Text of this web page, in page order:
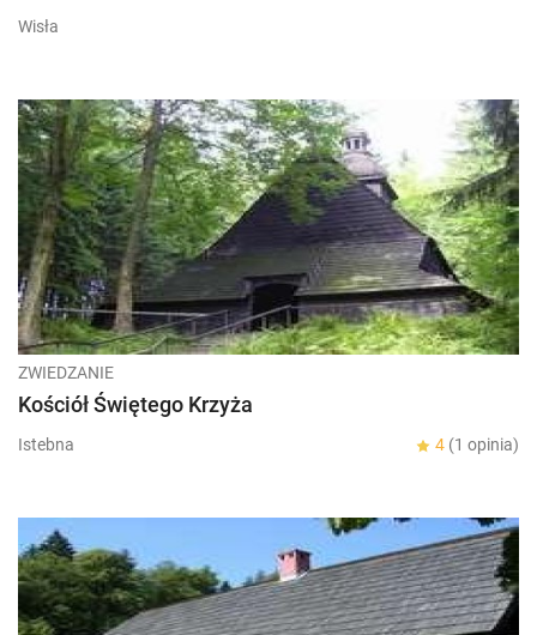
Wisła
ZWIEDZANIE
Kościół Świętego Krzyża
Istebna 4 (1 opinia)